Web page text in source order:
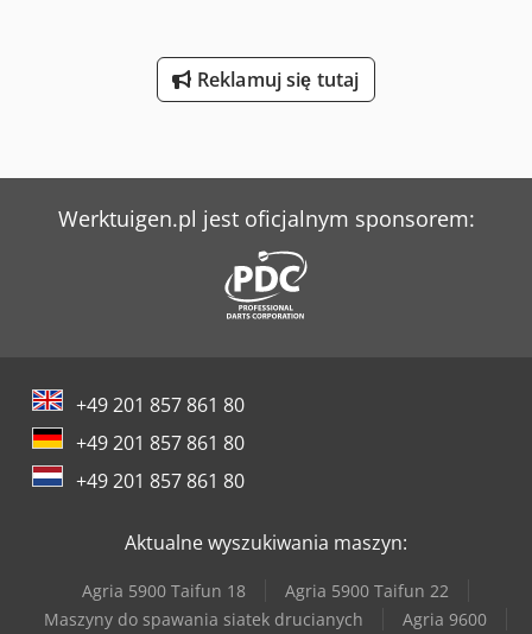
Reklamuj się tutaj
Werktuigen.pl jest oficjalnym sponsorem:
+49 201 857 861 80
+49 201 857 861 80
+49 201 857 861 80
Aktualne wyszukiwania maszyn:
Agria 5900 Taifun 18
Agria 5900 Taifun 22
Maszyny do spawania siatek drucianych
Agria 9600